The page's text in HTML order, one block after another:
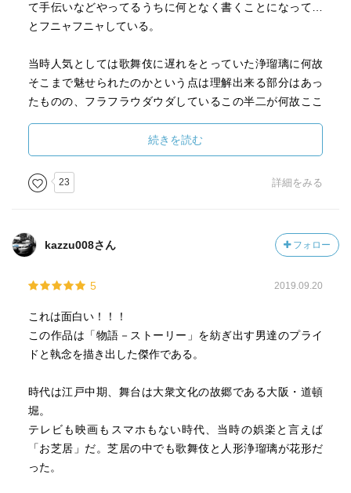
て手伝いなどやってるうちに何となく書くことになって…
とフニャフニャしている。
当時人気としては歌舞伎に遅れをとっていた浄瑠璃に何故
そこまで魅せられたのかという点は理解出来る部分はあっ
たものの、フラフラウダウダしているこの半二が何故ここ
申し訳ないが、主人公の半二よりも歌舞伎作者の正三の方
が魅力的だったし、或いは座元と衝突し失意のうちに亡く
なった人形師の文三郎も良かった。
他のレビュアーさんも書いておられたが、何となくダラダ
ラと半二の世間話を聞いているうちに話が終わってしまっ
み進められなかった要因のように思う。
で、これはあくまでも私個人の好みの問題かと思う。
直木賞受賞作ということで期待し過ぎたかも知れない。
続きを読む
23 詳細をみる
kazzu008さん フォロー
5 2019.09.20
これは面白い！！！
この作品は「物語－ストーリー」を紡ぎ出す男達のプライ
ドと執念を描き出した傑作である。
時代は江戸中期、舞台は大衆文化の故郷である大阪・道頓
堀。
テレビも映画もスマホもない時代、当時の娯楽と言えば
「お芝居」だ。芝居の中でも歌舞伎と人形浄瑠璃が花形だ
った。